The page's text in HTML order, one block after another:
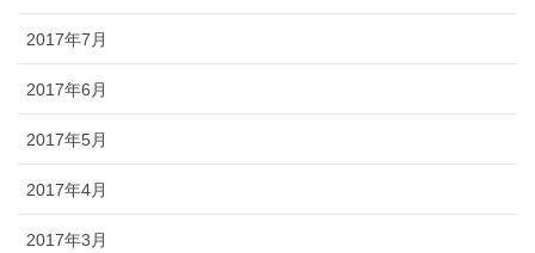
2017年7月
2017年6月
2017年5月
2017年4月
2017年3月